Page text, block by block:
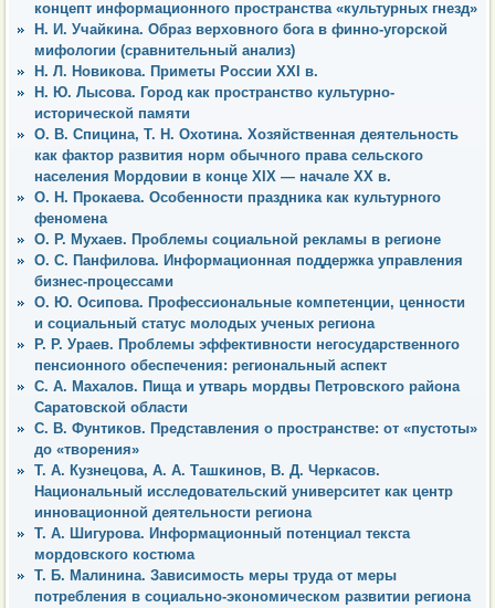
концепт информационного пространства «культурных гнезд»
Н. И. Учайкина. Образ верховного бога в финно-угорской
мифологии (сравнительный анализ)
Н. Л. Новикова. Приметы России XXI в.
Н. Ю. Лысова. Город как пространство культурно-
исторической памяти
О. В. Спицина, Т. Н. Охотина. Хозяйственная деятельность
как фактор развития норм обычного права сельского
населения Мордовии в конце XIX — начале ХХ в.
О. Н. Прокаева. Особенности праздника как культурного
феномена
О. Р. Мухаев. Проблемы социальной рекламы в регионе
О. С. Панфилова. Информационная поддержка управления
бизнес-процессами
О. Ю. Осипова. Профессиональные компетенции, ценности
и социальный статус молодых ученых региона
Р. Р. Ураев. Проблемы эффективности негосударственного
пенсионного обеспечения: региональный аспект
С. А. Махалов. Пища и утварь мордвы Петровского района
Саратовской области
С. В. Фунтиков. Представления о пространстве: от «пустоты»
до «творения»
Т. А. Кузнецова, А. А. Ташкинов, В. Д. Черкасов.
Национальный исследовательский университет как центр
инновационной деятельности региона
Т. А. Шигурова. Информационный потенциал текста
мордовского костюма
Т. Б. Малинина. Зависимость меры труда от меры
потребления в социально-экономическом развитии региона